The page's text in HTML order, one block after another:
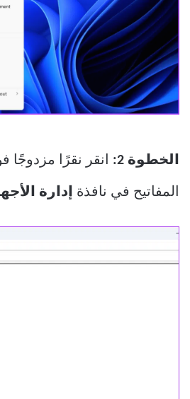
الخطوة 2: انقر نقرًا مزدوجًا
المفاتيح في نافذة إدارة